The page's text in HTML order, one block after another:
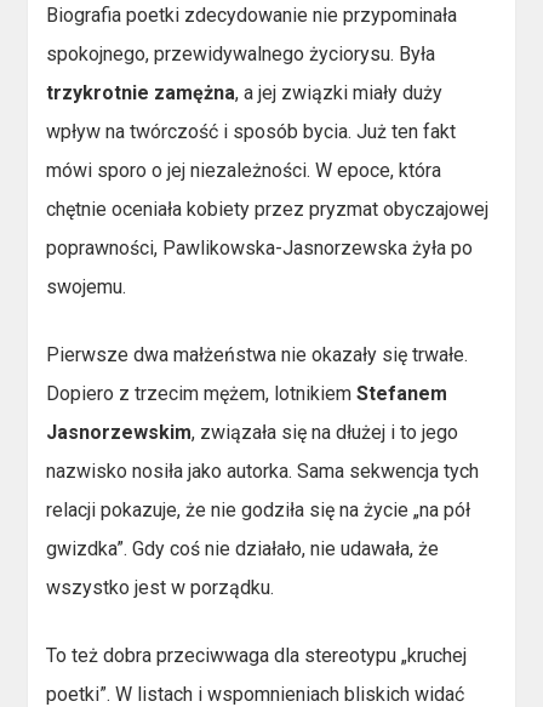
Biografia poetki zdecydowanie nie przypominała
spokojnego, przewidywalnego życiorysu. Była
trzykrotnie zamężna, a jej związki miały duży
wpływ na twórczość i sposób bycia. Już ten fakt
mówi sporo o jej niezależności. W epoce, która
chętnie oceniała kobiety przez pryzmat obyczajowej
poprawności, Pawlikowska-Jasnorzewska żyła po
swojemu.
Pierwsze dwa małżeństwa nie okazały się trwałe.
Dopiero z trzecim mężem, lotnikiemStefanem
Jasnorzewskim, związała się na dłużej i to jego
nazwisko nosiła jako autorka. Sama sekwencja tych
relacji pokazuje, że nie godziła się na życie „na pół
gwizdka”. Gdy coś nie działało, nie udawała, że
wszystko jest w porządku.
To też dobra przeciwwaga dla stereotypu „kruchej
poetki”. W listach i wspomnieniach bliskich widać